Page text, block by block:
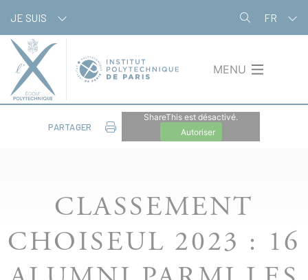
au
contenu
principal
JE SUIS FR
MENU
PARTAGER
ShareThis est désactivé.
Autoriser
CLASSEMENT
CHOISEUL 2023 : 16